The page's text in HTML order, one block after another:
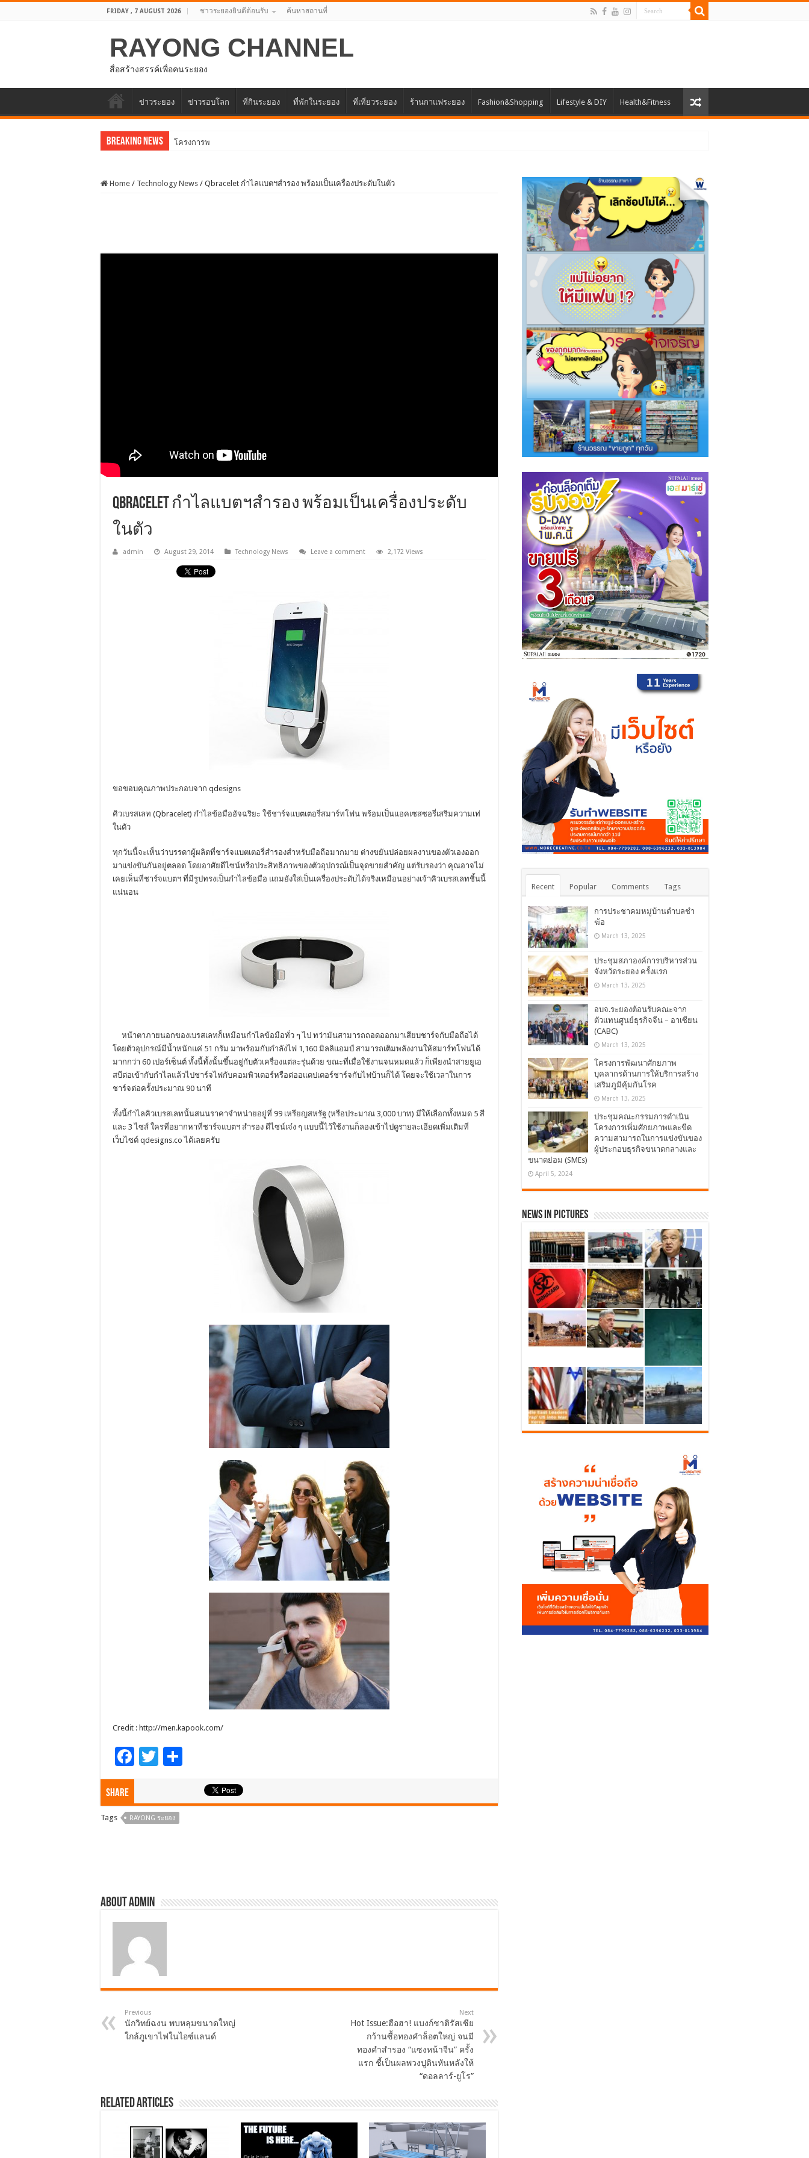
FRIDAY , 7 AUGUST 2026 ชาวระยองยินดีต้อนรับ ค้นหาสถานที่
RAYONG CHANNEL
สื่อสร้างสรรค์เพื่อคนระยอง
ข่าวระยอง ข่าวรอบโลก ที่กินระยอง ที่พักในระยอง ที่เที่ยวระยอง ร้านกาแฟระยอง Fashion&Shopping Lifestyle & DIY Health&Fitness
Breaking News โครงการพัฒนาศักยภาพบุคลากรด้านการให้บริก
Home / Technology News / Qbracelet กำไลแบตฯสำรอง พร้อมเป็นเครื่องประดับในตัว
Qbracelet กำไลแบตฯสำรอง พร้อมเป็นเครื่องประดับ
ในตัว
admin August 29, 2014 Technology News Leave a comment 2,172 Views
ขอขอบคุณภาพประกอบจาก qdesigns
คิวเบรสเลท (Qbracelet) กำไลข้อมืออัจฉริยะ ใช้ชาร์จแบตเตอรี่สมาร์ทโฟน พร้อมเป็นแอคเซสซอรี่เสริมความเท่
ในตัว
ทุกวันนี้จะเห็นว่าบรรดาผู้ผลิตที่ชาร์จแบตเตอรี่สำรองสำหรับมือถือมากมาย ต่างขยันปล่อยผลงานของตัวเองออก
มาแข่งขันกันอยู่ตลอด โดยอาศัยดีไซน์หรือประสิทธิภาพของตัวอุปกรณ์เป็นจุดขายสำคัญ แต่รับรองว่า คุณอาจไม่
เคยเห็นที่ชาร์จแบตฯ ที่มีรูปทรงเป็นกำไลข้อมือ แถมยังใส่เป็นเครื่องประดับได้จริงเหมือนอย่างเจ้าคิวเบรสเลทชิ้นนี้
แน่นอน
หน้าตาภายนอกของเบรสเลทก็เหมือนกำไลข้อมือทั่ว ๆ ไป ทว่ามันสามารถถอดออกมาเสียบชาร์จกับมือถือได้
โดยตัวอุปกรณ์มีน้ำหนักแค่ 51 กรัม มาพร้อมกับกำลังไฟ 1,160 มิลลิแอมป์ สามารถเติมพลังงานให้สมาร์ทโฟนได้
มากกว่า 60 เปอร์เซ็นต์ ทั้งนี้ทั้งนั้นขึ้นอยู่กับตัวเครื่องแต่ละรุ่นด้วย ขณะที่เมื่อใช้งานจนหมดแล้ว ก็เพียงนำสายยูเอ
สบีต่อเข้ากับกำไลแล้วไปชาร์จไฟกับคอมพิวเตอร์หรือต่ออแดปเตอร์ชาร์จกับไฟบ้านก็ได้ โดยจะใช้เวลาในการ
ชาร์จต่อครั้งประมาณ 90 นาที
ทั้งนี้กำไลคิวเบรสเลทนั้นสนนราคาจำหน่ายอยู่ที่ 99 เหรียญสหรัฐ (หรือประมาณ 3,000 บาท) มีให้เลือกทั้งหมด 5 สี
และ 3 ไซส์ ใครที่อยากหาที่ชาร์จแบตฯ สำรอง ดีไซน์เจ๋ง ๆ แบบนี้ไว้ใช้งานก็ลองเข้าไปดูรายละเอียดเพิ่มเติมที่
เว็บไซต์ qdesigns.co ได้เลยครับ
Credit : http://men.kapook.com/
F
b
T
er
Share
Tags RAYONG ระยอง
About admin
Previous
นักวิทย์ฉงน พบหลุมขนาดใหญ่
ใกล้ภูเขาไฟในไอซ์แลนด์
Next
Hot Issue:ฮือฮา! แบงก์ชาติรัสเซีย
กว้านซื้อทองคำล็อตใหญ่ จนมี
ทองคำสำรอง “แซงหน้าจีน” ครั้ง
แรก ชี้เป็นผลพวงปูตินหันหลังให้
“ดอลลาร์-ยูโร”
Related Articles
Recent Popular Comments Tags
การประชาคมหมู่บ้านตำบลชำ
ฆ้อ
March 13, 2025
ประชุมสภาองค์การบริหารส่วน
จังหวัดระยอง ครั้งแรก
March 13, 2025
อบจ.ระยองต้อนรับคณะจาก
ตัวแทนศูนย์ธุรกิจจีน – อาเซียน
(CABC)
March 13, 2025
โครงการพัฒนาศักยภาพ
บุคลากรด้านการให้บริการสร้าง
เสริมภูมิคุ้มกันโรค
March 13, 2025
ประชุมคณะกรรมการดำเนิน
โครงการเพิ่มศักยภาพและขีด
ความสามารถในการแข่งขันของ
ผู้ประกอบธุรกิจขนาดกลางและ
ขนาดย่อม (SMEs)
April 5, 2024
News in Pictures